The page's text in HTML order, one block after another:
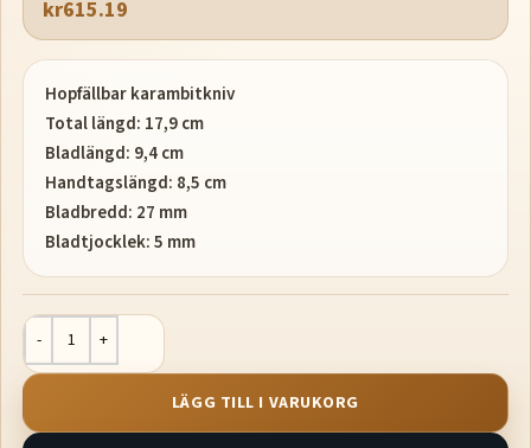
kr615.19
Hopfällbar karambitkniv
Total längd: 17,9 cm
Bladlängd: 9,4 cm
Handtagslängd: 8,5 cm
Bladbredd: 27 mm
Bladtjocklek: 5 mm
LÄGG TILL I VARUKORG